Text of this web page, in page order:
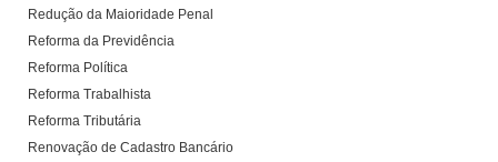
Redução da Maioridade Penal
Reforma da Previdência
Reforma Política
Reforma Trabalhista
Reforma Tributária
Renovação de Cadastro Bancário